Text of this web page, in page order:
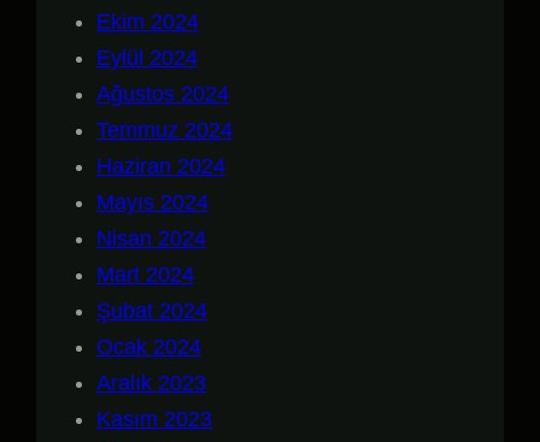
Ekim 2024
Eylül 2024
Ağustos 2024
Temmuz 2024
Haziran 2024
Mayıs 2024
Nisan 2024
Mart 2024
Şubat 2024
Ocak 2024
Aralık 2023
Kasım 2023